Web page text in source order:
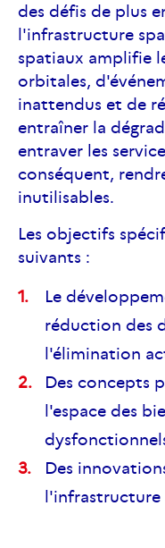
des défis de plus
l'infrastructure
spatiaux amplifie
orbitales,
inattendus et de
entraîner la
entraver les
conséquent,
inutilisables.
Les objectifs
suivants :
Le
réduction des
l'élimination
Des concepts
l'espace des
Des
l'infrastructure